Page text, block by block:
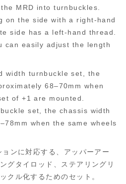
MRD into turnbuckles.
on the side with a right-hand
side has a left-hand thread.
can easily adjust the length
width turnbuckle set, the
68–70mm when
of +1 are mounted.
set, the chassis width
when the same wheels
ンに対応する、アッパーアー
グタイロッド、ステアリングリ
クル化するためのセット。